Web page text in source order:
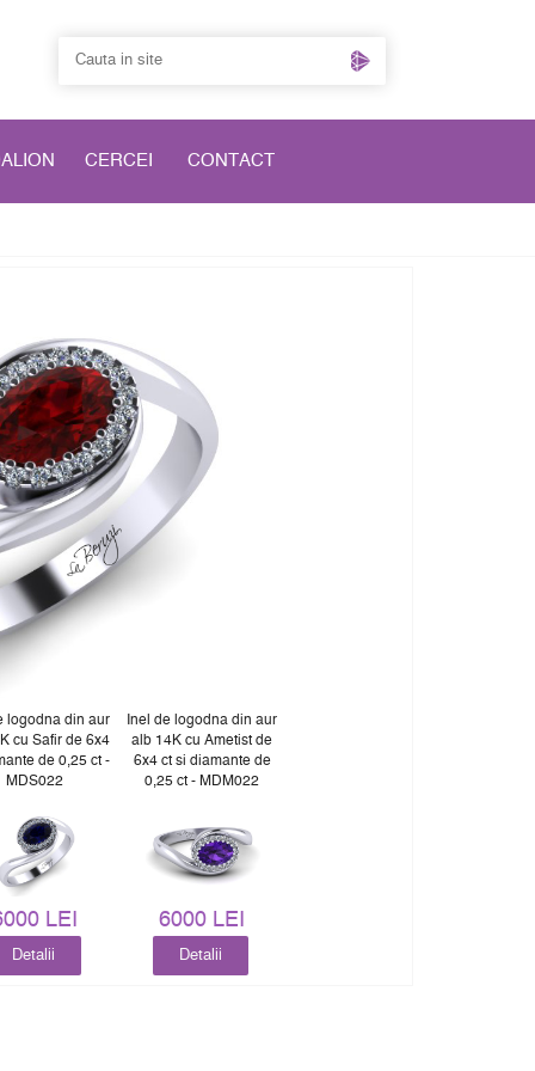
CERCEI CONTACT
logodna din aur
cu Safir de 6x4
de 0,25 ct -
MDS022
LEI
Detalii
Inel de logodna din aur
alb 14K cu Ametist de
6x4 ct si diamante de
0,25 ct - MDM022
6000 LEI
Detalii